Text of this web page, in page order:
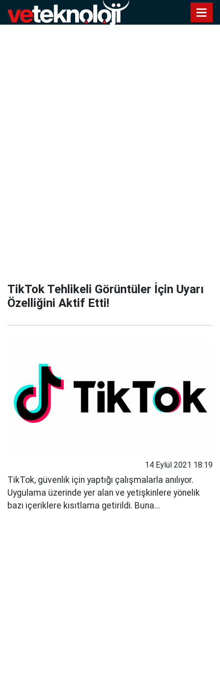
TikTok Tehlikeli Görüntüler İçin Uyarı
Özelliğini Aktif Etti!
14 Eylül 2021 18:19
TikTok, güvenlik için yaptığı çalışmalarla anılıyor.
Uygulama üzerinde yer alan ve yetişkinlere yönelik
bazı içeriklere kısıtlama getirildi. Buna...